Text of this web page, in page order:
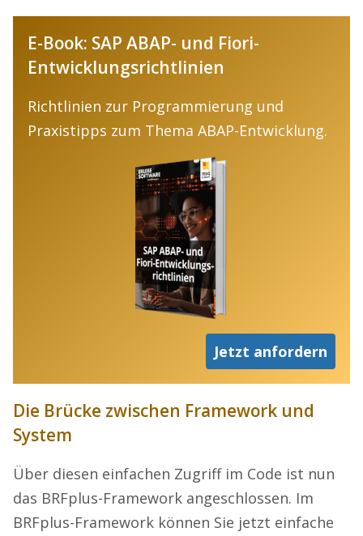
E-Book: SAP ABAP- und Fiori-
Entwicklungsrichtlinien
Richtlinien zur Programmierung und
Praxistipps zum Thema ABAP-Entwicklung.
Jetzt anfordern
Die Brücke zwischen Framework und
System
Über diesen einfachen Zugriff im Code ist nun
das BRFplus-Framework angeschlossen. Im
BRFplus-Framework können Sie jetzt einfache